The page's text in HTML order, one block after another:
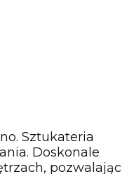
Sztukateria
Doskonale
pozwalając